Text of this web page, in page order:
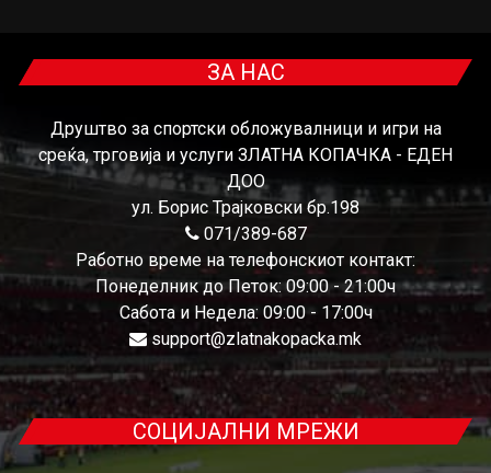
ЗА НАС
Друштво за спортски обложувалници и игри на
среќа, трговија и услуги ЗЛАТНА КОПАЧКА - ЕДЕН
ДОО
ул. Борис Трајковски бр.198
071/389-687
Работно време на телефонскиот контакт:
Понеделник до Петок: 09:00 - 21:00ч
Сабота и Недела: 09:00 - 17:00ч
support@zlatnakopacka.mk
СОЦИЈАЛНИ МРЕЖИ